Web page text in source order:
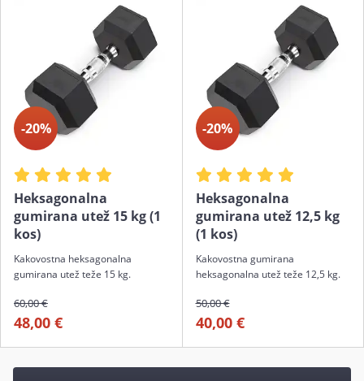
-20%
Heksagonalna
gumirana utež 15 kg (1
kos)
Kakovostna heksagonalna
gumirana utež teže 15 kg.
60,00 €
48,00 €
-20%
Heksagonalna
gumirana utež 12,5 kg
(1 kos)
Kakovostna gumirana
heksagonalna utež teže 12,5 kg.
50,00 €
40,00 €